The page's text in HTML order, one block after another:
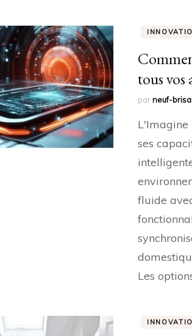
tous vos
parneuf-
L'Imagine
ses
fluide
Les